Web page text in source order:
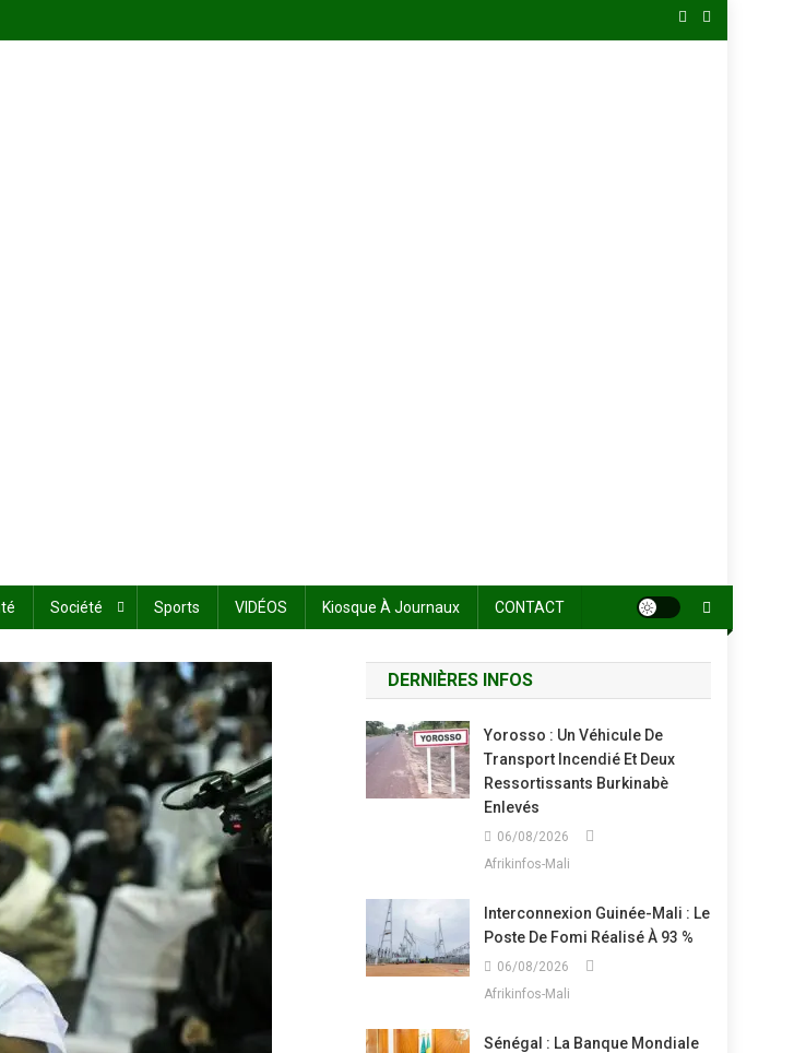
Société Sports VIDÉOS Kiosque À Journaux CONTACT
DERNIÈRES INFOS
Yorosso : Un Véhicule De
Transport Incendié Et Deux
Ressortissants Burkinabè
Enlevés
06/08/2026
Afrikinfos-Mali
Interconnexion Guinée-Mali : Le
Poste De Fomi Réalisé À 93 %
06/08/2026
Afrikinfos-Mali
Sénégal : La Banque Mondiale